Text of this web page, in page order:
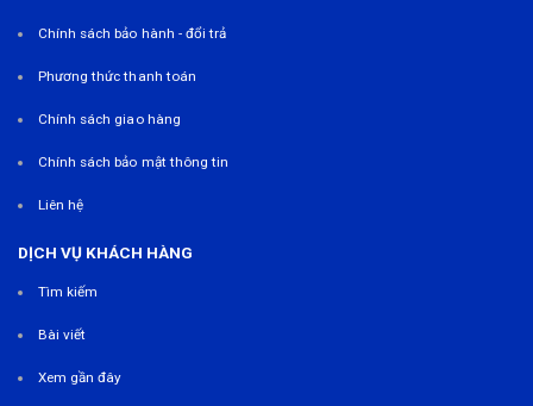
Chính sách bảo hành - đổi trả
Phương thức thanh toán
Chính sách giao hàng
Chính sách bảo mật thông tin
Liên hệ
DỊCH VỤ KHÁCH HÀNG
Tìm kiếm
Bài viết
Xem gần đây